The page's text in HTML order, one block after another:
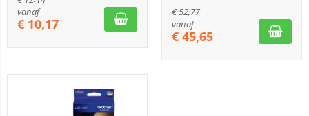
vanaf
€ 10,17
€52,77
vanaf
€ 45,65